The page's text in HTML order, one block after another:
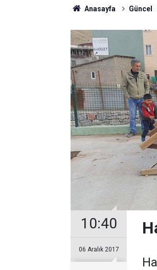
Anasayfa Güncel
10:40
06 Aralık 2017